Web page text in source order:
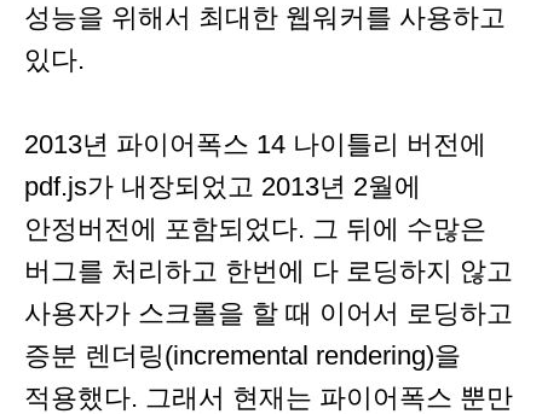
성능을 위해서 최대한 웹워커를 사용하고
있다.
2013년 파이어폭스 14 나이틀리 버전에
pdf.js가 내장되었고 2013년 2월에
안정버전에 포함되었다. 그 뒤에 수많은
버그를 처리하고 한번에 다 로딩하지 않고
사용자가 스크롤을 할 때 이어서 로딩하고
증분 렌더링(incremental rendering)을
적용했다. 그래서 현재는 파이어폭스 뿐만